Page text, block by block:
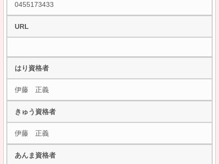
0455173433
URL
はり資格者
伊藤 正義
きゅう資格者
伊藤 正義
あんま資格者